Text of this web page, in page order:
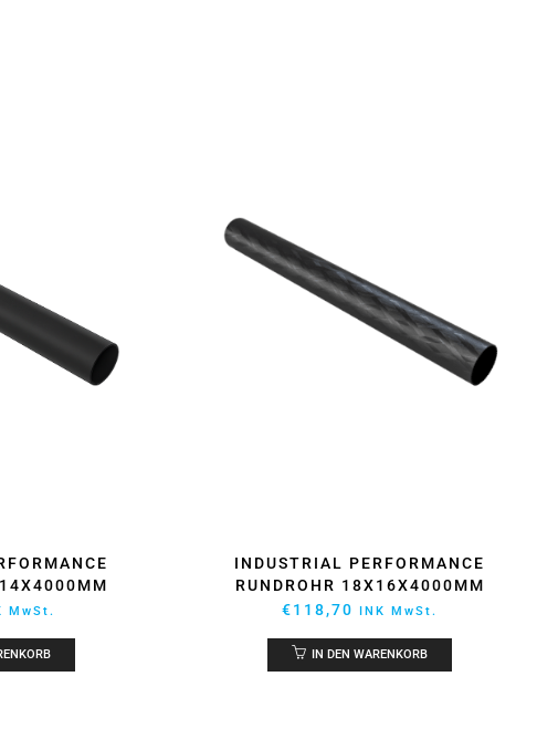
MwSt.
INDUSTRIAL PERFORMANCE
RUNDROHR 18X16X4000MM
€118,70 INK MwSt.
IN DEN WARENKORB